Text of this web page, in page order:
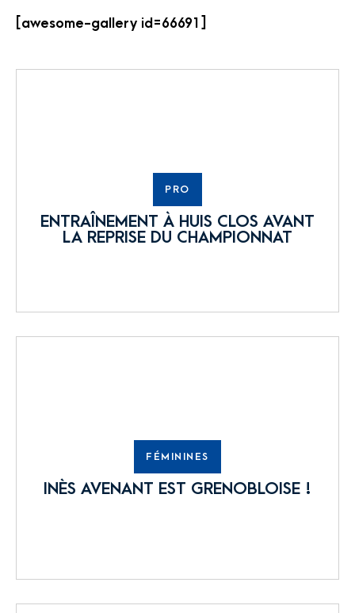
[awesome-gallery id=66691]
PRO
ENTRAÎNEMENT À HUIS CLOS AVANT
LA REPRISE DU CHAMPIONNAT
FÉMININES
INÈS AVENANT EST GRENOBLOISE !